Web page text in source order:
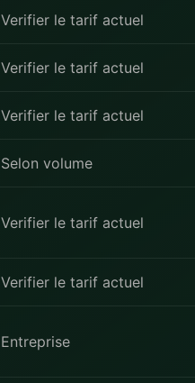
Verifier le tarif actuel
Verifier le tarif actuel
Verifier le tarif actuel
Selon volume
Verifier le tarif actuel
Verifier le tarif actuel
Entreprise